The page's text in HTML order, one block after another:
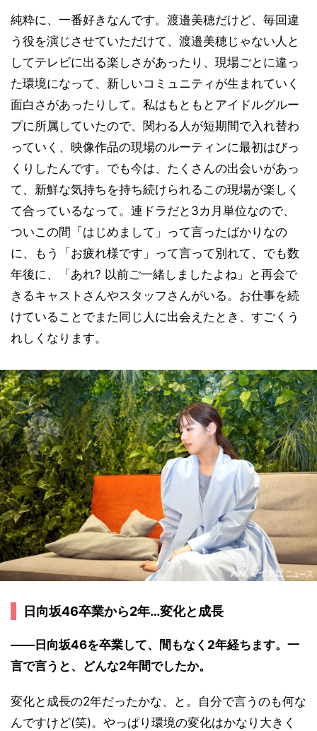
純粋に、一番好きなんです。渡邉美穂だけど、毎回違
う役を演じさせていただけて、渡邉美穂じゃない人と
してテレビに出る楽しさがあったり、現場ごとに違っ
た環境になって、新しいコミュニティが生まれていく
面白さがあったりして。私はもともとアイドルグルー
プに所属していたので、関わる人が短期間で入れ替わ
っていく、映像作品の現場のルーティンに最初はびっ
くりしたんです。でも今は、たくさんの出会いがあっ
て、新鮮な気持ちを持ち続けられるこの現場が楽しく
て合っているなって。連ドラだと3カ月単位なので、
ついこの間「はじめまして」って言ったばかりなの
に、もう「お疲れ様です」って言って別れて、でも数
年後に、「あれ? 以前ご一緒しましたよね」と再会で
きるキャストさんやスタッフさんがいる。お仕事を続
けていることでまた同じ人に出会えたとき、すごくう
れしくなります。
日向坂46卒業から2年…変化と成長
――日向坂46を卒業して、間もなく2年経ちます。一
言で言うと、どんな2年間でしたか。
変化と成長の2年だったかな、と。自分で言うのも何な
んですけど(笑)。やっぱり環境の変化はかなり大きく